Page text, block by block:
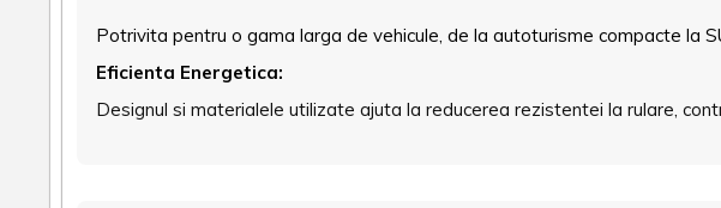
Potrivita pentru o gama larga de vehicule, de la autoturisme compacte la
Eficienta Energetica:
Designul si materialele utilizate ajuta la reducerea rezistentei la rulare,